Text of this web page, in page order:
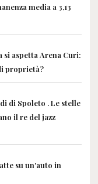
media a 3,13
si aspetta Arena Curi:
proprietà?
di Spoleto . Le stelle
il re del jazz
su un'auto in